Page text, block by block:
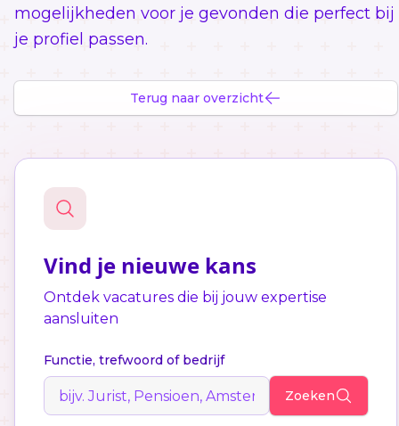
mogelijkheden voor je gevonden die perfect bij
je profiel passen.
Terug naar overzicht
Vind je nieuwe kans
Ontdek vacatures die bij jouw expertise
aansluiten
Functie, trefwoord of bedrijf
Zoeken